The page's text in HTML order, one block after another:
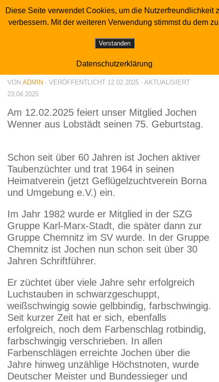
Zum Inhalt springen Sonderverein der Luchstaubenzüchter
75. Geburtstag Jochen Wenner
VON ADMIN · VERÖFFENTLICHT 12.02.2025 · AKTUALISIERT
23.04.2025
Am 12.02.2025 feiert unser Mitglied Jochen
Wenner aus Lobstädt seinen 75. Geburtstag.
Schon seit über 60 Jahren ist Jochen aktiver
Taubenzüchter und trat 1964 in seinen
Heimatverein (jetzt Geflügelzuchtverein Borna
und Umgebung e.V.) ein.
Im Jahr 1982 wurde er Mitglied in der SZG
Gruppe Karl-Marx-Stadt, die später dann zur
Gruppe Chemnitz im SV wurde. In der Gruppe
Chemnitz ist Jochen nun schon seit über 30
Jahren Schriftführer.
Er züchtet über viele Jahre sehr erfolgreich
Luchstauben in schwarzgeschuppt,
weißschwingig sowie gelbbindig, farbschwingig.
Seit kurzer Zeit hat er sich, ebenfalls
erfolgreich, noch dem Farbenschlag rotbindig,
farbschwingig verschrieben. In allen
Farbenschlägen erreichte Jochen über die
Jahre hinweg unzählige Höchstnoten, wurde
Deutscher Meister und Bundessieger und
Diese Seite verwendet Cookies, um die Nutzerfreundlichkeit
verbessern. Mit der weiteren Verwendung stimmst du dem
Verstanden
Datenschutzerklärung